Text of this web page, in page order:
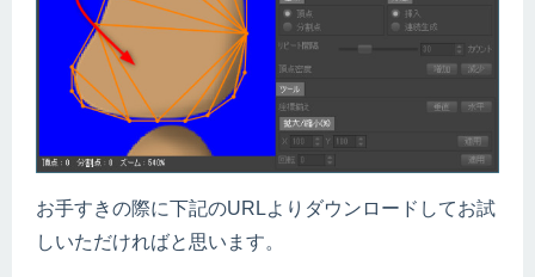
お手すきの際に下記のURLよりダウンロードしてお試
しいただければと思います。